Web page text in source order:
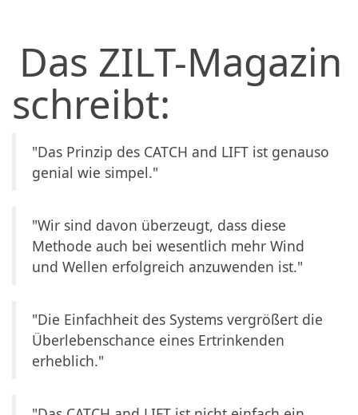
Das ZILT-Magazin
schreibt:
"Das Prinzip des CATCH and LIFT ist genauso
genial wie simpel."
"Wir sind davon überzeugt, dass diese
Methode auch bei wesentlich mehr Wind
und Wellen erfolgreich anzuwenden ist."
"Die Einfachheit des Systems vergrößert die
Überlebenschance eines Ertrinkenden
erheblich."